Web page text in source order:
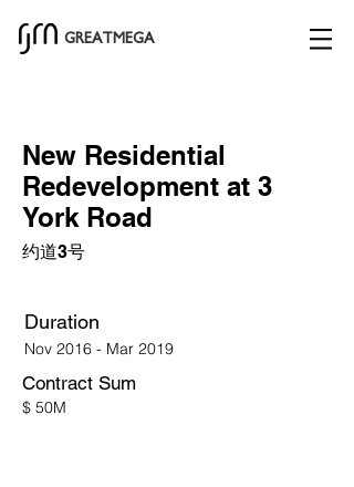
GREATMEGA
New Residential
Redevelopment at 3
York Road
约道3号
Duration
Nov 2016 - Mar 2019
Contract Sum
$ 50M